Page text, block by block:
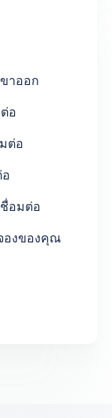
าออก
อ
ต่อ
อมต่อ
องของคุณ